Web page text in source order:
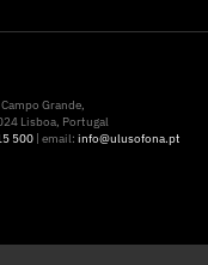
Grande,
Lisboa, Portugal
500 | email: info@ulusofona.pt